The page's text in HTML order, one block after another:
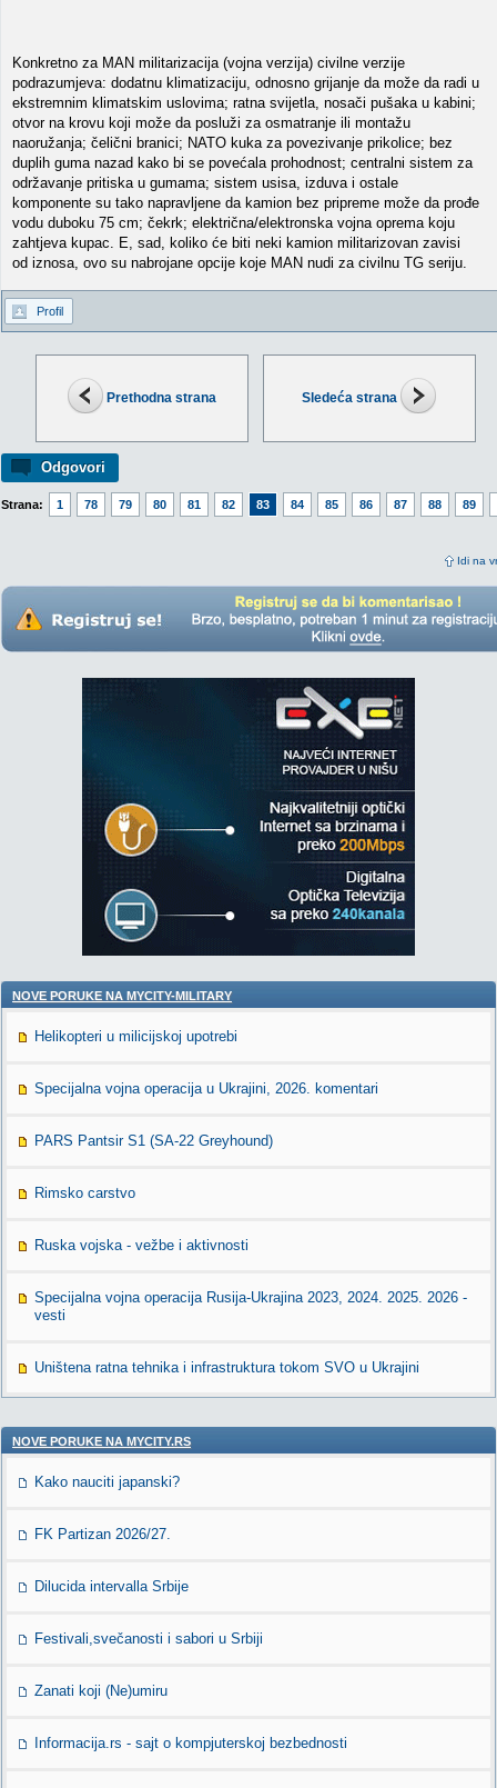
Prethodna strana Sledeća strana
Odgovori
Strana: 1 78 79 80 81 82 83 84 85 86 87 88 89
Idi na
Konkretno za MAN militarizacija (vojna verzija) civilne verzije
podrazumjeva: dodatnu klimatizaciju, odnosno grijanje da može da radi u
ekstremnim klimatskim uslovima; ratna svijetla, nosači pušaka u kabini;
otvor na krovu koji može da posluži za osmatranje ili montažu
naoružanja; čelični branici; NATO kuka za povezivanje prikolice; bez
duplih guma nazad kako bi se povećala prohodnost; centralni sistem za
održavanje pritiska u gumama; sistem usisa, izduva i ostale
komponente su tako napravljene da kamion bez pripreme može da prođe
vodu duboku 75 cm; čekrk; električna/elektronska vojna oprema koju
zahtjeva kupac. E, sad, koliko će biti neki kamion militarizovan zavisi
od iznosa, ovo su nabrojane opcije koje MAN nudi za civilnu TG seriju.
Profil
NOVE PORUKE NA MYCITY-MILITARY
Helikopteri u milicijskoj upotrebi
Specijalna vojna operacija u Ukrajini, 2026. komentari
PARS Pantsir S1 (SA-22 Greyhound)
Rimsko carstvo
Ruska vojska - vežbe i aktivnosti
Specijalna vojna operacija Rusija-Ukrajina 2023, 2024. 2025. 2026 -
vesti
Uništena ratna tehnika i infrastruktura tokom SVO u Ukrajini
NOVE PORUKE NA MYCITY.RS
Kako nauciti japanski?
FK Partizan 2026/27.
Dilucida intervalla Srbije
Festivali,svečanosti i sabori u Srbiji
Zanati koji (Ne)umiru
Informacija.rs - sajt o kompjuterskoj bezbednosti